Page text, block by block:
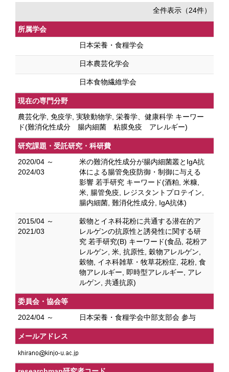
全件表示（24件）
所属学会
日本栄養・食糧学会
日本農芸化学会
日本食物繊維学会
現在の専門分野
農芸化学, 免疫学, 実験動物学, 栄養学、健康科学 キーワー
ド(難消化性成分 腸内細菌 粘膜免疫 アレルギー)
研究課題・受託研究・科研費
2020/04 ～
2024/03
米の難消化性成分が腸内細菌叢とIgA抗
体による腸管免疫防御・制御に与える
影響 若手研究 キーワード(酒粕, 米糠,
米, 腸管免疫, レジスタントプロテイン,
腸内細菌, 難消化性成分, IgA抗体)
2015/04 ～
2021/03
穀物とイネ科花粉に共通する潜在的ア
レルゲンの抗原性と誘発性に関する研
究 若手研究(B) キーワード(食品, 花粉ア
レルゲン, 米, 抗原性, 穀物アレルゲン,
穀物, イネ科雑草・牧草花粉症, 花粉, 食
物アレルギー, 即時型アレルギー, アレ
ルゲン, 共通抗原)
委員会・協会等
2024/04 ～
日本栄養・食糧学会中部支部会 参与
メールアドレス